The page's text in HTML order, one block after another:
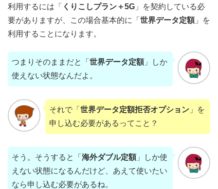
利用するには「 くりこしプラン＋5G 」を契約している必
要がありますが、この場合基本的に「 世界データ定額」を
利用することになります。
つまりそのままだと「 世界データ定額」しか
使えない状態なんだよ。
それで「 世界データ定額拒否オプション」を
申し込む必要があるってこと？
そう。そうすると「 海外ダブル定額」しか使
えない状態になるんだけど、あえて使いたい
なら申し込む必要があるね。